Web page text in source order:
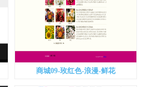
商城09-玫红色-浪漫-鲜花